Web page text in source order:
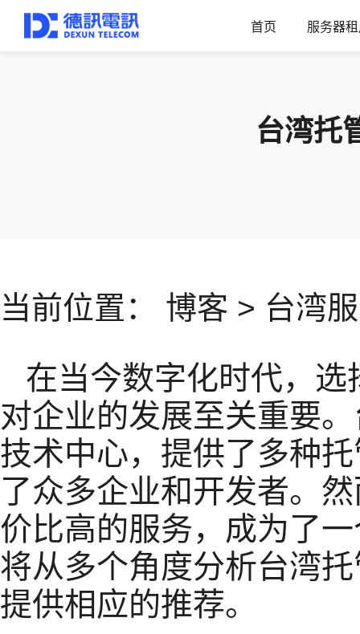
首页 服务器
台湾托
当前位置： 博客 > 台湾
在当今数字化时代，
对企业的发展至关重要
技术中心，提供了多种
了众多企业和开发者。
价比高的服务，成为了
将从多个角度分析台湾
提供相应的推荐。